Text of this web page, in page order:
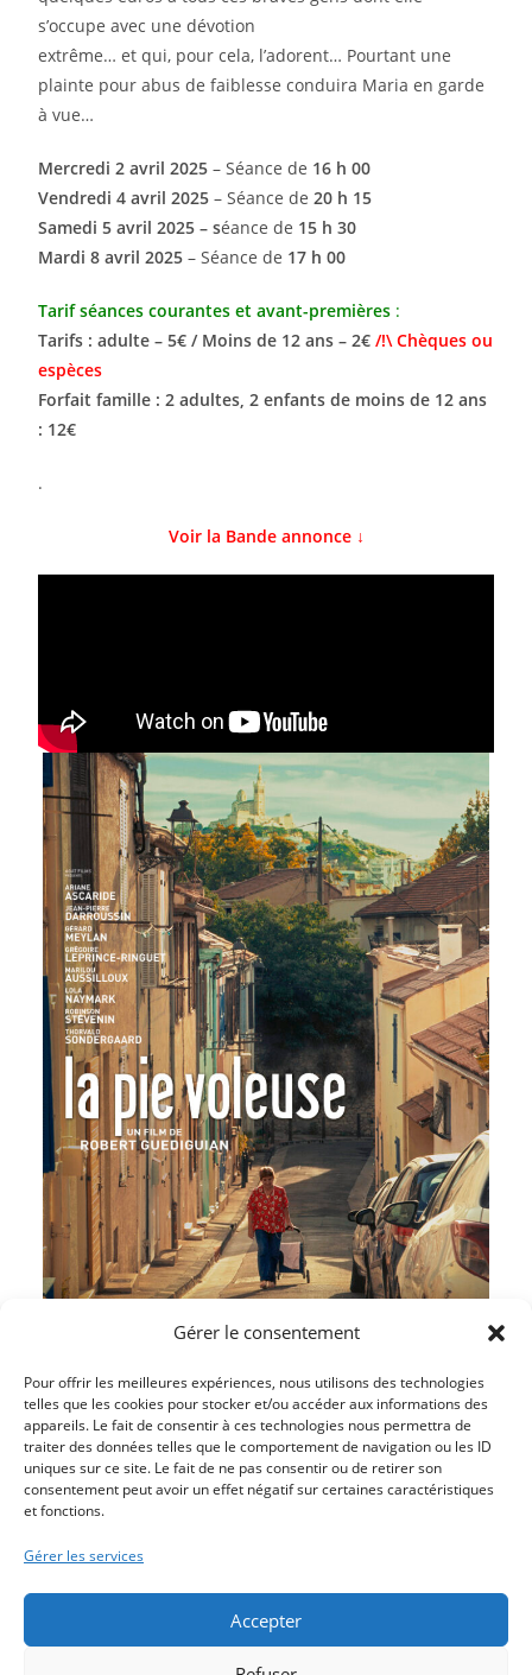
Gérer le consentement
Pour offrir les meilleures expériences, nous utilisons des technologies
telles que les cookies pour stocker et/ou accéder aux informations des
appareils. Le fait de consentir à ces technologies nous permettra de
traiter des données telles que le comportement de navigation ou les ID
uniques sur ce site. Le fait de ne pas consentir ou de retirer son
consentement peut avoir un effet négatif sur certaines caractéristiques
et fonctions.
Gérer les services
Accepter
s’occupe avec une dévotion
extrême… et qui, pour cela, l’adorent… Pourtant une
plainte pour abus de faiblesse conduira Maria en garde
à vue…
Mercredi 2 avril2025 – Séance de 16 h 00
Vendredi 4 avril2025 – Séance de 20 h 15
Samedi 5 avril 2025 – séance de 15 h 30
Mardi 8 avril 2025 – Séance de 17 h 00
Tarif séances courantes et avant-premières :
Tarifs : adulte – 5€ / Moins de 12 ans – 2€/!\ Chèques ou
espèces
Forfait famille : 2 adultes, 2 enfants de moins de 12 ans
: 12€
.
Voir la Bande annonce ↓
Article précédent
LE CAMÉO : SEMAINE 11 (LE 6 AVRIL 2025) – DOG MAN
(en avant-première)
SUIS TOUJOURS LA (VOST)